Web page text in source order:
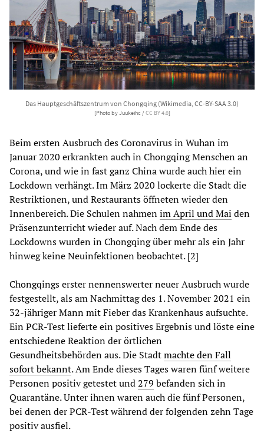
Das Hauptgeschäftszentrum von Chongqing (Wikimedia, CC-BY-SAA 3.0)
[Photo by Juukeihc /CC BY 4.0]
Beim ersten Ausbruch des Coronavirus in Wuhan im
Januar 2020 erkrankten auch in Chongqing Menschen an
Corona, und wie in fast ganz China wurde auch hier ein
Lockdown verhängt. Im März 2020 lockerte die Stadt die
Restriktionen, und Restaurants öffneten wieder den
Innenbereich. Die Schulen nahmenim April und Mai den
Präsenzunterricht wieder auf. Nach dem Ende des
Lockdowns wurden in Chongqing über mehr als ein Jahr
hinweg keine Neuinfektionen beobachtet. [2]
Chongqings erster nennenswerter neuer Ausbruch wurde
festgestellt, als am Nachmittag des 1. November 2021 ein
32-jähriger Mann mit Fieber das Krankenhaus aufsuchte.
Ein PCR-Test lieferte ein positives Ergebnis und löste eine
entschiedene Reaktion der örtlichen
Gesundheitsbehörden aus. Die Stadtmachte den Fall
sofort bekannt. Am Ende dieses Tages waren fünf weitere
Personen positiv getestet und279 befanden sich in
Quarantäne. Unter ihnen waren auch die fünf Personen,
bei denen der PCR-Test während der folgenden zehn Tage
positiv ausfiel.